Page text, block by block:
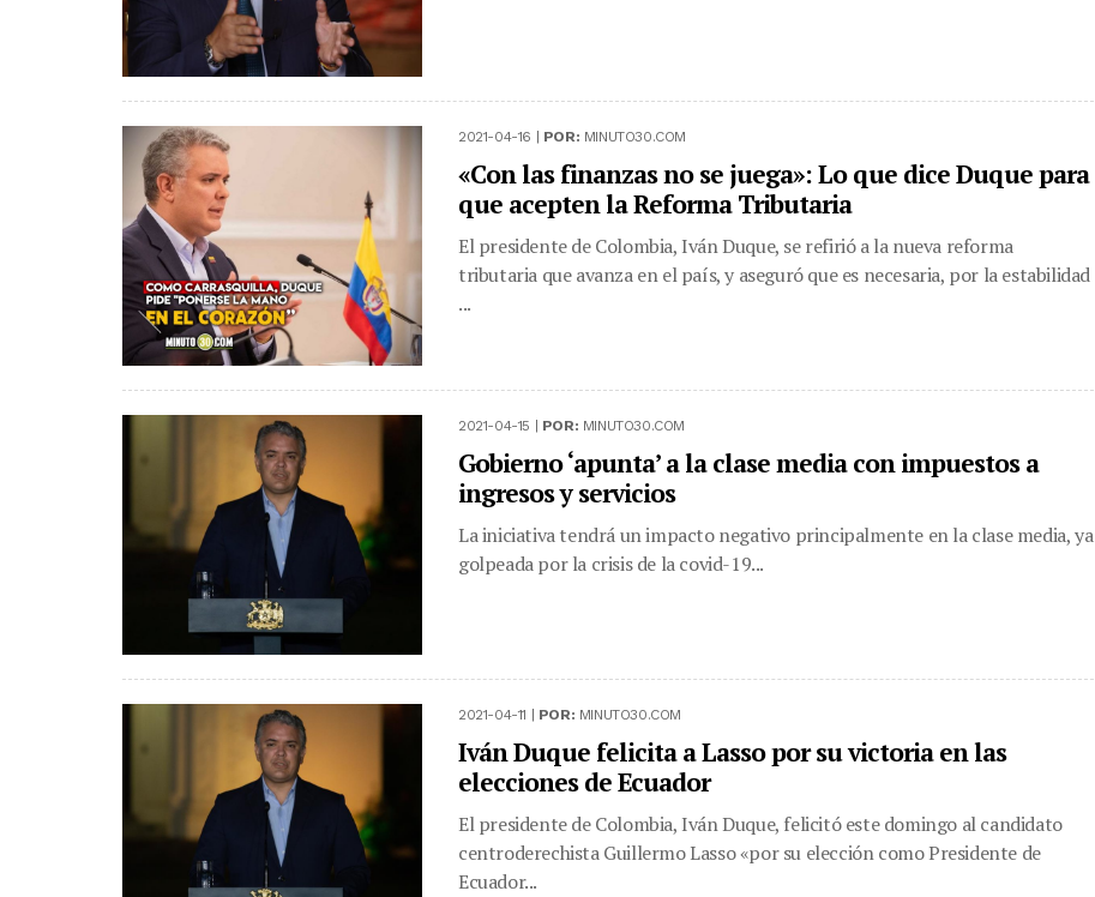
2021-04-16 | POR: MINUTO30.COM
«Con las finanzas no se juega»: Lo que dice Duque para
que acepten la Reforma Tributaria
El presidente de Colombia, Iván Duque, se refirió a la nueva reforma
tributaria que avanza en el país, y aseguró que es necesaria, por la estabilidad
...
2021-04-15 | POR: MINUTO30.COM
Gobierno ‘apunta’ a la clase media con impuestos a
ingresos y servicios
La iniciativa tendrá un impacto negativo principalmente en la clase media, ya
golpeada por la crisis de la covid-19...
2021-04-11 | POR: MINUTO30.COM
Iván Duque felicita a Lasso por su victoria en las
elecciones de Ecuador
El presidente de Colombia, Iván Duque, felicitó este domingo al candidato
centroderechista Guillermo Lasso «por su elección como Presidente de
Ecuador...